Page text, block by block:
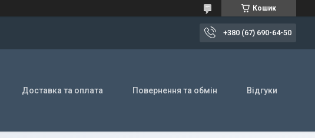
Кошик
+380 (67) 690-64-50
Доставка та оплата Повернення та обмін Відгуки